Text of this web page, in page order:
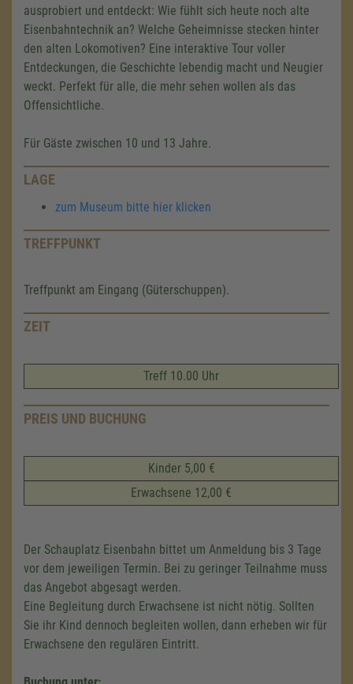
ausprobiert und entdeckt: Wie fühlt sich heute noch alte
Eisenbahntechnik an? Welche Geheimnisse stecken hinter
den alten Lokomotiven? Eine interaktive Tour voller
Entdeckungen, die Geschichte lebendig macht und Neugier
weckt. Perfekt für alle, die mehr sehen wollen als das
Offensichtliche.
Für Gäste zwischen 10 und 13 Jahre.
LAGE
zum Museum bitte hier klicken
TREFFPUNKT
Treffpunkt am Eingang (Güterschuppen).
ZEIT
Treff 10.00 Uhr
PREIS UND BUCHUNG
Kinder 5,00 €
Erwachsene 12,00 €
Der Schauplatz Eisenbahn bittet um Anmeldung bis 3 Tage
vor dem jeweiligen Termin. Bei zu geringer Teilnahme muss
das Angebot abgesagt werden.
Eine Begleitung durch Erwachsene ist nicht nötig. Sollten
Sie ihr Kind dennoch begleiten wollen, dann erheben wir für
Erwachsene den regulären Eintritt.